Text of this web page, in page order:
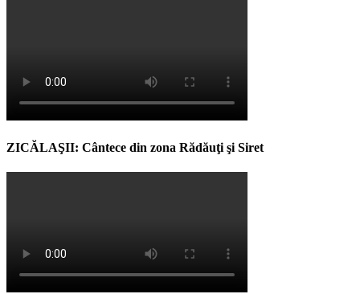
ZICĂLAŞII: Cântece din zona Rădăuţi şi Siret